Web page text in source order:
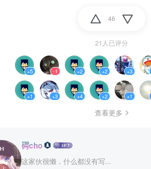
46
21人已评分
+5 -1 +2 +2 +3
+1 +3 +4 +2 +1
查看更多
𥔲cho
这家伙很懒，什么都没有写...